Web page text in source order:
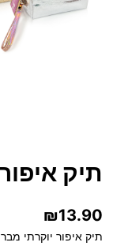
תיק
₪13.90
תיק איפור יוקרתי